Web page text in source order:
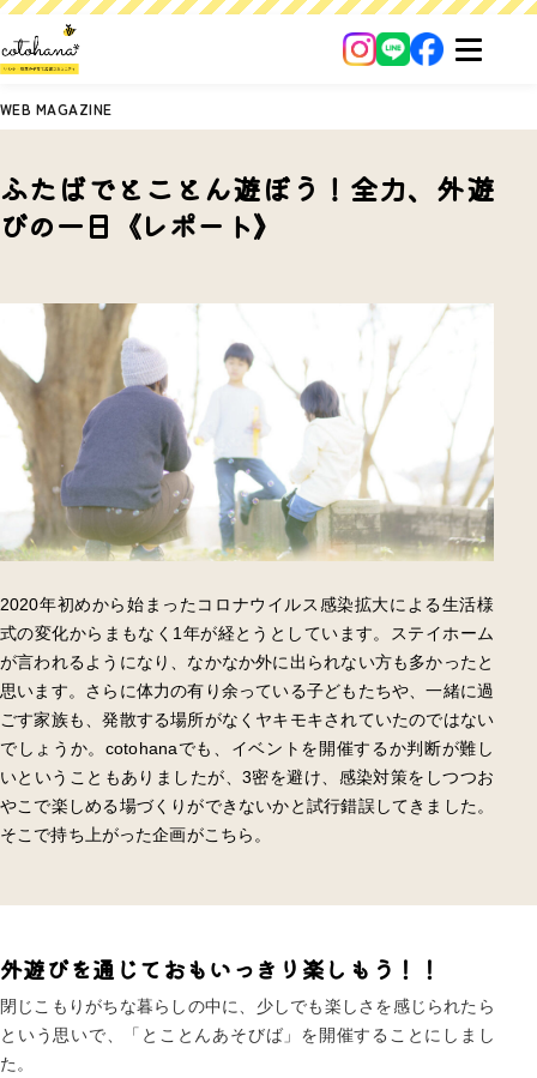
WEB MAGAZINE
ふたばでとことん遊ぼう！全力、外遊
びの一日《レポート》
2020年初めから始まったコロナウイルス感染拡大による生活様
式の変化からまもなく1年が経とうとしています。ステイホーム
が言われるようになり、なかなか外に出られない方も多かったと
思います。さらに体力の有り余っている子どもたちや、一緒に過
ごす家族も、発散する場所がなくヤキモキされていたのではない
でしょうか。cotohanaでも、イベントを開催するか判断が難し
いということもありましたが、3密を避け、感染対策をしつつお
やこで楽しめる場づくりができないかと試行錯誤してきました。
そこで持ち上がった企画がこちら。
外遊びを通じておもいっきり楽しもう！！
閉じこもりがちな暮らしの中に、少しでも楽しさを感じられたら
という思いで、「とことんあそびば」を開催することにしまし
た。